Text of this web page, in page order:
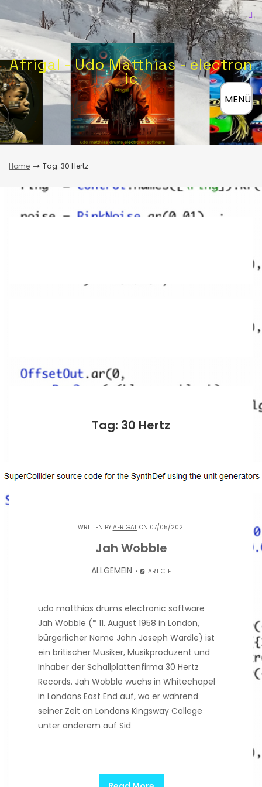
to
content
Afrigal - Udo Matthias - electron
ic
Home Tag: 30 Hertz
≡
Tag: 30 Hertz
WRITTEN BY AFRIGALON 07/05/2021
Jah Wobble
ALLGEMEIN ARTICLE
udo matthias drums electronic software
Jah Wobble (* 11. August 1958 in London,
bürgerlicher Name John Joseph Wardle) ist
ein britischer Musiker, Musikproduzent und
Inhaber der Schallplattenfirma 30 Hertz
Records. Jah Wobble wuchs in Whitechapel
in Londons East End auf, wo er während
seiner Zeit an Londons Kingsway College
unter anderem auf Sid
MENÜ